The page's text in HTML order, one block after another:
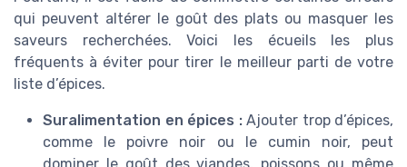
qui peuvent altérer le goût des plats ou masquer les
saveurs recherchées. Voici les écueils les plus
fréquents à éviter pour tirer le meilleur parti de votre
liste d’épices.
Suralimentation en épices :Ajouter trop d’épices,
comme le poivre noir ou le cumin noir, peut